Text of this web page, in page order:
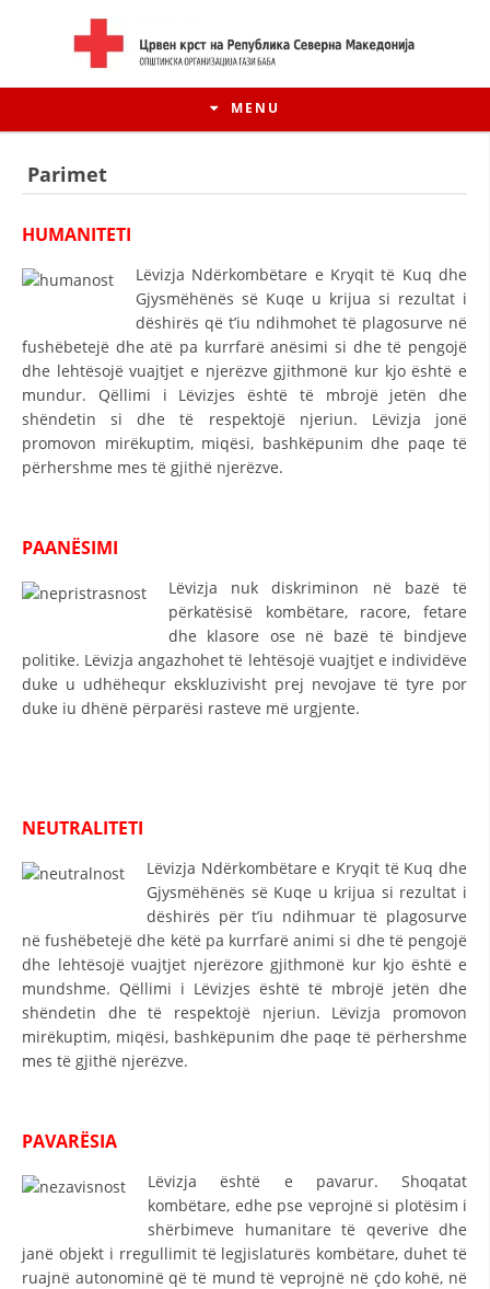
MENU
HISTORIA E LËVIZJES
HISTORIA E KRYQIT TË KUQ
ANËTARËSIMI NË STRUKTURAT PROFESIONALE
LIGJI I KRYQIT TË KUQ
STATUTI I KRYQIT TË KUQ
BORDI DREJTUES
STRUKTURA DHE STRUKTURA ORGANIZATIVE
DISEMINIMI
SOCIALO-HUMANITARE
SI TË JEPNI DONACIONE
PËRGATITSHMËRI DHE VEPRIM GJATË KATASTROFAVE
Parimet
HUMANITETI
Lëvizja Ndërkombëtare e Kryqit të Kuq dhe
Gjysmëhënës së Kuqe u krijua si rezultat i
dëshirës që t’iu ndihmohet të plagosurve në
fushëbetejë dhe atë pa kurrfarë anësimi si dhe të pengojë
dhe lehtësojë vuajtjet e njerëzve gjithmonë kur kjo është e
mundur. Qëllimi i Lëvizjes është të mbrojë jetën dhe
shëndetin si dhe të respektojë njeriun. Lëvizja jonë
promovon mirëkuptim, miqësi, bashkëpunim dhe paqe të
përhershme mes të gjithë njerëzve.
PAANËSIMI
Lëvizja nuk diskriminon në bazë të
përkatësisë kombëtare, racore, fetare
dhe klasore ose në bazë të bindjeve
politike. Lëvizja angazhohet të lehtësojë vuajtjet e individëve
duke u udhëhequr ekskluzivisht prej nevojave të tyre por
duke iu dhënë përparësi rasteve më urgjente.
NEUTRALITETI
Lëvizja Ndërkombëtare e Kryqit të Kuq dhe
Gjysmëhënës së Kuqe u krijua si rezultat i
dëshirës për t’iu ndihmuar të plagosurve
në fushëbetejë dhe këtë pa kurrfarë animi si dhe të pengojë
dhe lehtësojë vuajtjet njerëzore gjithmonë kur kjo është e
mundshme. Qëllimi i Lëvizjes është të mbrojë jetën dhe
shëndetin dhe të respektojë njeriun. Lëvizja promovon
mirëkuptim, miqësi, bashkëpunim dhe paqe të përhershme
mes të gjithë njerëzve.
PAVARËSIA
Lëvizja është e pavarur. Shoqatat
kombëtare, edhe pse veprojnë si plotësim i
shërbimeve humanitare të qeverive dhe
janë objekt i rregullimit të legjislaturës kombëtare, duhet të
ruajnë autonominë që të mund të veprojnë në çdo kohë, në